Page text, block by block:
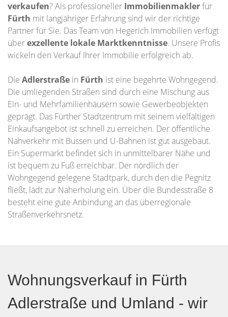
verkaufen? Als professioneller Immobilienmaklerfür
Fürth mit langjähriger Erfahrung sind wir der richtige
Partner für Sie. Das Team von Hegerich Immobilien verfügt
überexzellente lokale Marktkenntnisse. Unsere Profis
wickeln den Verkauf Ihrer Immobilie erfolgreich ab.
Die Adlerstraße in Fürth ist eine begehrte Wohngegend.
Die umliegenden Straßen sind durch eine Mischung aus
Ein- und Mehrfamilienhäusern sowie Gewerbeobjekten
geprägt. Das Fürther Stadtzentrum mit seinem vielfältigen
Einkaufsangebot ist schnell zu erreichen. Der öffentliche
Nahverkehr mit Bussen und U-Bahnen ist gut ausgebaut.
Ein Supermarkt befindet sich in unmittelbarer Nähe und
ist bequem zu Fuß erreichbar. Der nördlich der
Wohngegend gelegene Stadtpark, durch den die Pegnitz
fließt, lädt zur Naherholung ein. Über die Bundesstraße 8
besteht eine gute Anbindung an das überregionale
Straßenverkehrsnetz.
Wohnungsverkauf in Fürth
Adlerstraße und Umland - wir